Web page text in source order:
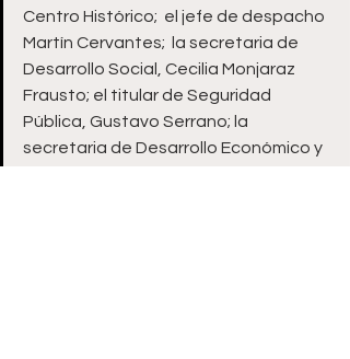
Centro Histórico;  el jefe de despacho
Martín Cervantes;  la secretaria de
Desarrollo Social, Cecilia Monjaraz
Frausto; el titular de Seguridad
Pública, Gustavo Serrano; la
secretaria de Desarrollo Económico y